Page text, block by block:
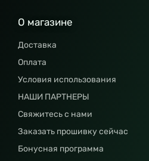
О магазине
Доставка
Оплата
Условия использования
НАШИ ПАРТНЕРЫ
Свяжитесь с нами
Заказать прошивку сейчас
Бонусная программа